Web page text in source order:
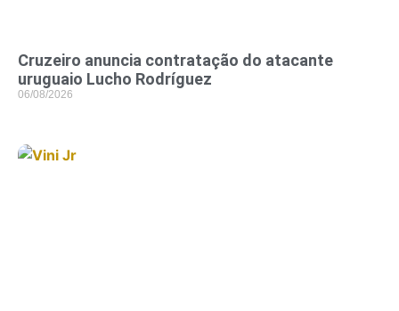
Cruzeiro anuncia contratação do atacante
uruguaio Lucho Rodríguez
06/08/2026